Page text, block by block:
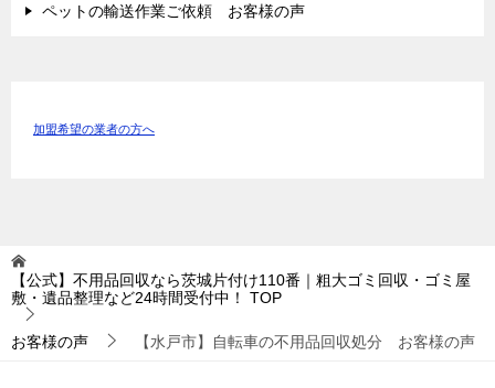
ペットの輸送作業ご依頼 お客様の声
加盟希望の業者の方へ
【公式】不用品回収なら茨城片付け110番｜粗大ゴミ回収・ゴミ屋
敷・遺品整理など24時間受付中！
TOP
お客様の声 【水戸市】自転車の不用品回収処分 お客様の声